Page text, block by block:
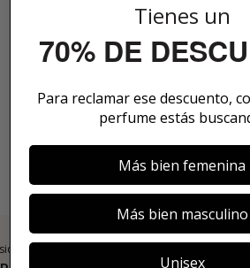
Tienes un
70% DE
Para reclamar ese descuento,
perfume estás
Más bien femenina
Más bien masculino
Unisex